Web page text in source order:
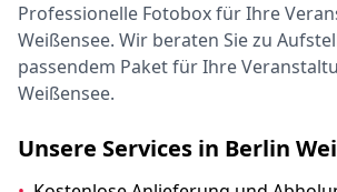
Professionelle Fotobox für Ihre
Weißensee. Wir beraten Sie zu
passendem Paket für Ihre
Weißensee.
Unsere Services in Berlin